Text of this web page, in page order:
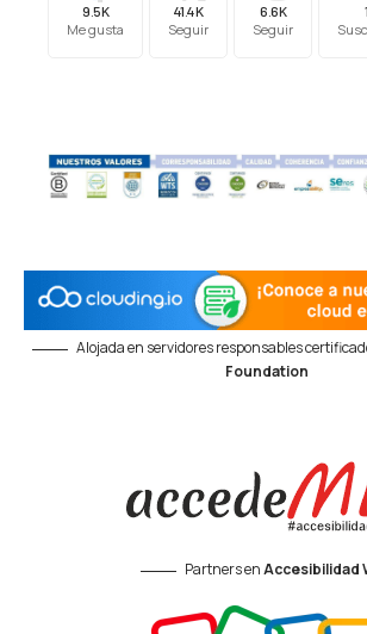
9.5K
Me gusta
41.4K
Seguir
6.6K
Seguir
Alojada en servidores responsables
Foundation
Partners enAccesibilidad